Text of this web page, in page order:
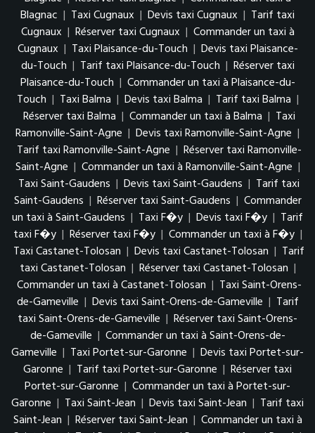
Blagnac | Taxi Cugnaux | Devis taxi Cugnaux | Tarif taxi
Cugnaux | Réserver taxi Cugnaux | Commander un taxi à
Cugnaux | Taxi Plaisance-du-Touch | Devis taxi Plaisance-
du-Touch | Tarif taxi Plaisance-du-Touch | Réserver taxi
Plaisance-du-Touch | Commander un taxi à Plaisance-du-
Touch | Taxi Balma | Devis taxi Balma | Tarif taxi Balma |
Réserver taxi Balma | Commander un taxi à Balma | Taxi
Ramonville-Saint-Agne | Devis taxi Ramonville-Saint-Agne |
Tarif taxi Ramonville-Saint-Agne | Réserver taxi Ramonville-
Saint-Agne | Commander un taxi à Ramonville-Saint-Agne |
Taxi Saint-Gaudens | Devis taxi Saint-Gaudens | Tarif taxi
Saint-Gaudens | Réserver taxi Saint-Gaudens | Commander
un taxi à Saint-Gaudens | Taxi F�y | Devis taxi F�y | Tarif
taxi F�y | Réserver taxi F�y | Commander un taxi à F�y |
Taxi Castanet-Tolosan | Devis taxi Castanet-Tolosan | Tarif
taxi Castanet-Tolosan | Réserver taxi Castanet-Tolosan |
Commander un taxi à Castanet-Tolosan | Taxi Saint-Orens-
de-Gameville | Devis taxi Saint-Orens-de-Gameville | Tarif
taxi Saint-Orens-de-Gameville | Réserver taxi Saint-Orens-
de-Gameville | Commander un taxi à Saint-Orens-de-
Gameville | Taxi Portet-sur-Garonne | Devis taxi Portet-sur-
Garonne | Tarif taxi Portet-sur-Garonne | Réserver taxi
Portet-sur-Garonne | Commander un taxi à Portet-sur-
Garonne | Taxi Saint-Jean | Devis taxi Saint-Jean | Tarif taxi
Saint-Jean | Réserver taxi Saint-Jean | Commander un taxi à